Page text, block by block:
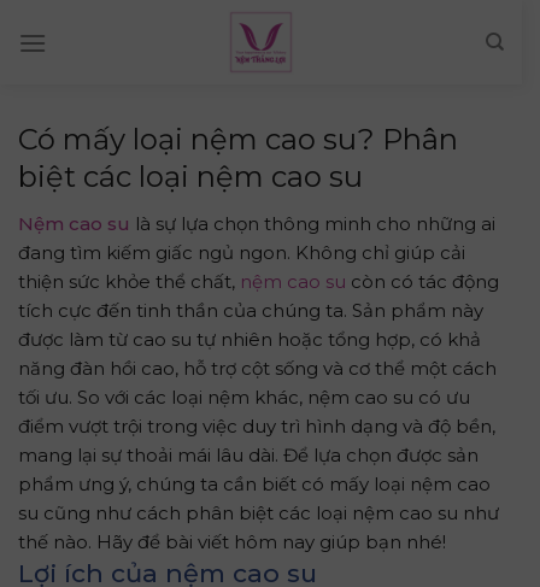
Có mấy loại nệm cao su? Phân
biệt các loại nệm cao su
Nệm cao su là sự lựa chọn thông minh cho những ai
đang tìm kiếm giấc ngủ ngon. Không chỉ giúp cải
thiện sức khỏe thể chất, nệm cao su còn có tác động
tích cực đến tinh thần của chúng ta. Sản phẩm này
được làm từ cao su tự nhiên hoặc tổng hợp, có khả
năng đàn hồi cao, hỗ trợ cột sống và cơ thể một cách
tối ưu. So với các loại nệm khác, nệm cao su có ưu
điểm vượt trội trong việc duy trì hình dạng và độ bền,
mang lại sự thoải mái lâu dài. Để lựa chọn được sản
phẩm ưng ý, chúng ta cần biết có mấy loại nệm cao
su cũng như cách phân biệt các loại nệm cao su như
thế nào. Hãy để bài viết hôm nay giúp bạn nhé!
Lợi ích của nệm cao su